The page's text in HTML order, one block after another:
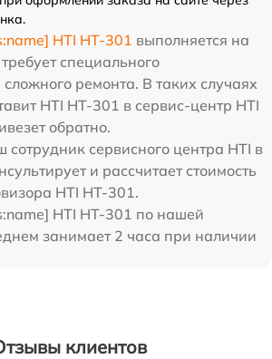
HTI HT-301 выполняется на
специального
ремонта. В таких случаях
HTI HT-301 в сервис-центр HTI
обратно.
сотрудник сервисного центра HTI в
и рассчитает стоимость
HTI HT-301.
HTI HT-301 по нашей
занимает 2 часа при наличии
клиентов